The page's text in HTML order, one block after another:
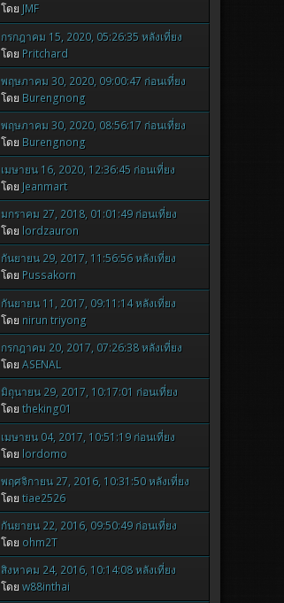
โดย JMF
กรกฎาคม 15, 2020, 05:26:35 หลังเที่ยง
โดย Pritchard
พฤษภาคม 30, 2020, 09:00:47 ก่อนเที่ยง
โดย Burengnong
พฤษภาคม 30, 2020, 08:56:17 ก่อนเที่ยง
โดย Burengnong
เมษายน 16, 2020, 12:36:45 ก่อนเที่ยง
โดย Jeanmart
มกราคม 27, 2018, 01:01:49 ก่อนเที่ยง
โดย lordzauron
กันยายน 29, 2017, 11:56:56 หลังเที่ยง
โดย Pussakorn
กันยายน 11, 2017, 09:11:14 หลังเที่ยง
โดย nirun triyong
กรกฎาคม 20, 2017, 07:26:38 หลังเที่ยง
โดยASENAL
มิถุนายน 29, 2017, 10:17:01 ก่อนเที่ยง
โดยtheking01
เมษายน 04, 2017, 10:51:19 ก่อนเที่ยง
โดย lordomo
พฤศจิกายน 27, 2016, 10:31:50 หลังเที่ยง
โดยtiae2526
กันยายน 22, 2016, 09:50:49 ก่อนเที่ยง
โดย ohm2T
สิงหาคม 24, 2016, 10:14:08 หลังเที่ยง
โดยw88inthai